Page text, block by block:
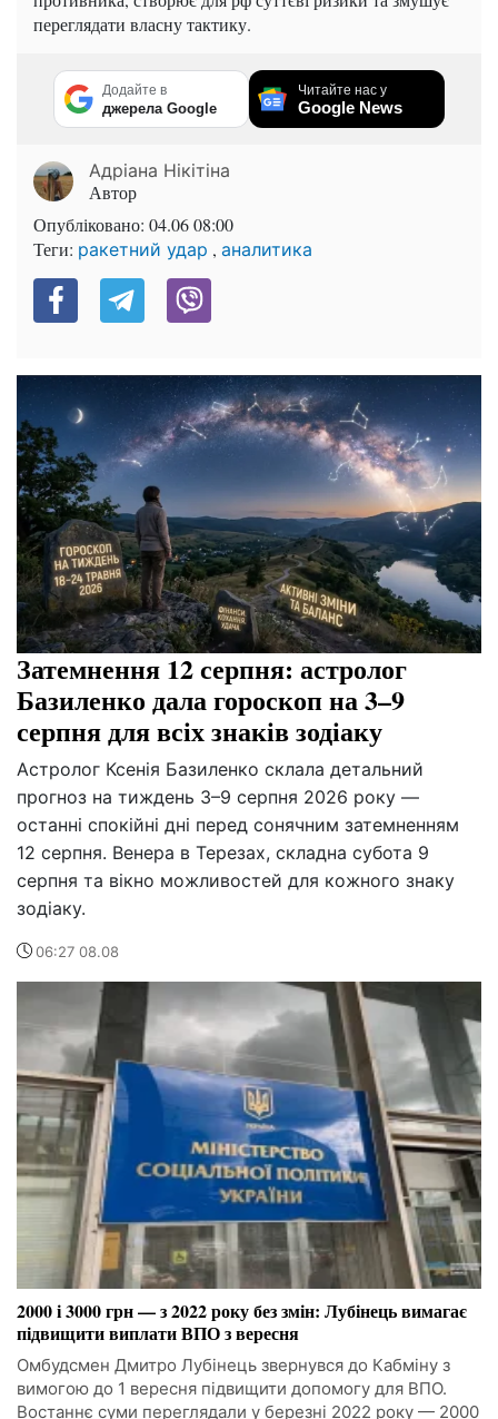
переглядати власну тактику.
Додайте в
джерела Google
Читайте нас у
Google News
Адріана Нікітіна
Автор
Опубліковано: 04.06 08:00
Теги: ракетний удар , аналитика
Затемнення 12 серпня: астролог
Базиленко дала гороскоп на 3–9
серпня для всіх знаків зодіаку
Астролог Ксенія Базиленко склала детальний
прогноз на тиждень 3–9 серпня 2026 року —
останні спокійні дні перед сонячним затемненням
12 серпня. Венера в Терезах, складна субота 9
серпня та вікно можливостей для кожного знаку
зодіаку.
06:27 08.08
2000 і 3000 грн — з 2022 року без змін: Лубінець вимагає
підвищити виплати ВПО з вересня
Омбудсмен Дмитро Лубінець звернувся до Кабміну з
вимогою до 1 вересня підвищити допомогу для ВПО.
Востаннє суми переглядали у березні 2022 року — 2000